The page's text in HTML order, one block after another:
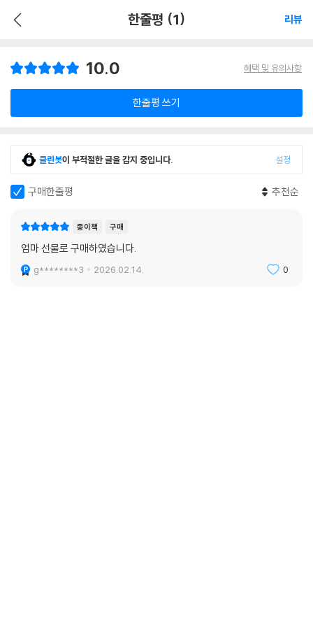
한줄평 (1) 리뷰
10.0 혜택 및 유의사항
한줄평 쓰기
클린봇이 부적절한 글을 감지 중입니다. 설정
구매한줄평 추천순
종이책 구매
엄마 선물로 구매하였습니다.
g********3 2026.02.14. 0